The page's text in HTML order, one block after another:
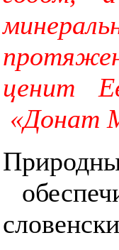
ценит
«Донат